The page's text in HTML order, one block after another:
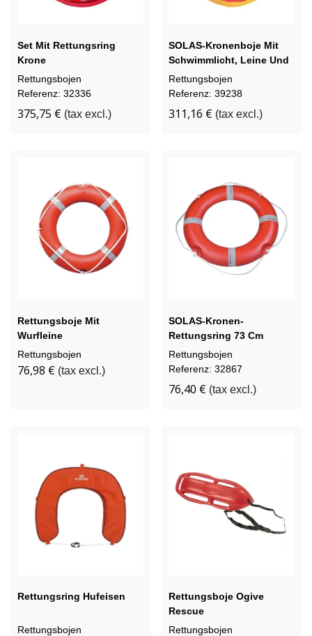
Set Mit Rettungsring
Krone
Rettungsbojen
Referenz: 32336
375,75 € (tax excl.)
SOLAS-Kronenboje Mit
Schwimmlicht, Leine Und
PVC-Hülle
Rettungsbojen
Referenz: 39238
311,16 € (tax excl.)
Rettungsboje Mit
Wurfleine
Rettungsbojen
76,98 € (tax excl.)
SOLAS-Kronen-
Rettungsring 73 Cm
Schweres Modell
Rettungsbojen
Referenz: 32867
76,40 € (tax excl.)
Rettungsring Hufeisen
Rettungsbojen
Rettungsboje Ogive
Rescue
Rettungsbojen